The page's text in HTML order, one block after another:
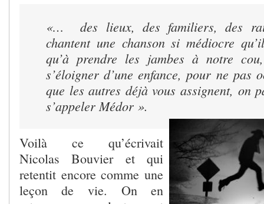
«…des lieux, des familiers, des
chantent une chanson si médiocre
qu’à prendre les jambes à notre
s’éloigner d’une enfance, pour ne pas
que les autres déjà vous assignent, on
s’appeler Médor ».
Voilà ce qu’écrivait
Nicolas Bouvier et qui
retentit encore comme une
leçon de vie. On en